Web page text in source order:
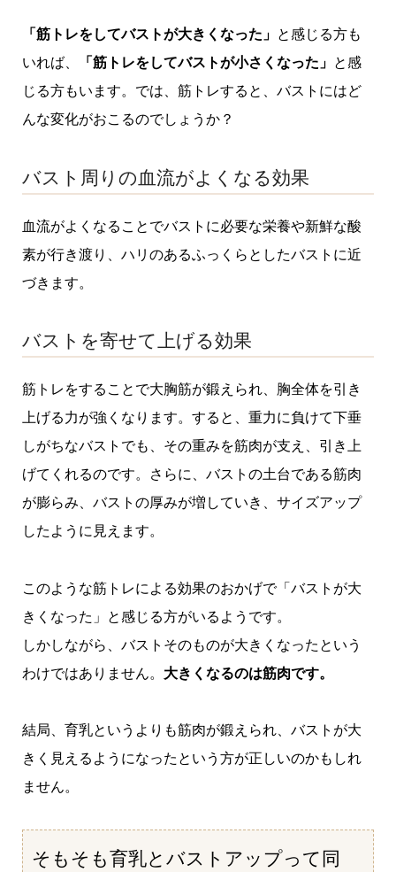
「筋トレをしてバストが大きくなった」 と感じる方も
いれば、
「筋トレをしてバストが小さくなった」 と感
じる方もいます。では、筋トレすると、バストにはど
んな変化がおこるのでしょうか？
バスト周りの血流がよくなる効果
血流がよくなることでバストに必要な栄養や新鮮な酸
素が行き渡り、ハリのあるふっくらとしたバストに近
づきます。
バストを寄せて上げる効果
筋トレをすることで大胸筋が鍛えられ、胸全体を引き
上げる力が強くなります。すると、重力に負けて下垂
しがちなバストでも、その重みを筋肉が支え、引き上
げてくれるのです。さらに、バストの土台である筋肉
が膨らみ、バストの厚みが増していき、サイズアップ
したように見えます。
このような筋トレによる効果のおかげで「バストが大
きくなった」と感じる方がいるようです。
しかしながら、バストそのものが大きくなったという
わけではありません。 大きくなるのは筋肉です。
結局、育乳というよりも筋肉が鍛えられ、バストが大
きく見えるようになったという方が正しいのかもしれ
ません。
そもそも育乳とバストアップって同